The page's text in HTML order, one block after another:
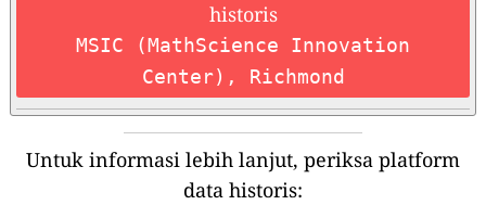
historis
MSIC (MathScience Innovation
Center), Richmond
Untuk informasi lebih lanjut, periksa platform
data historis: